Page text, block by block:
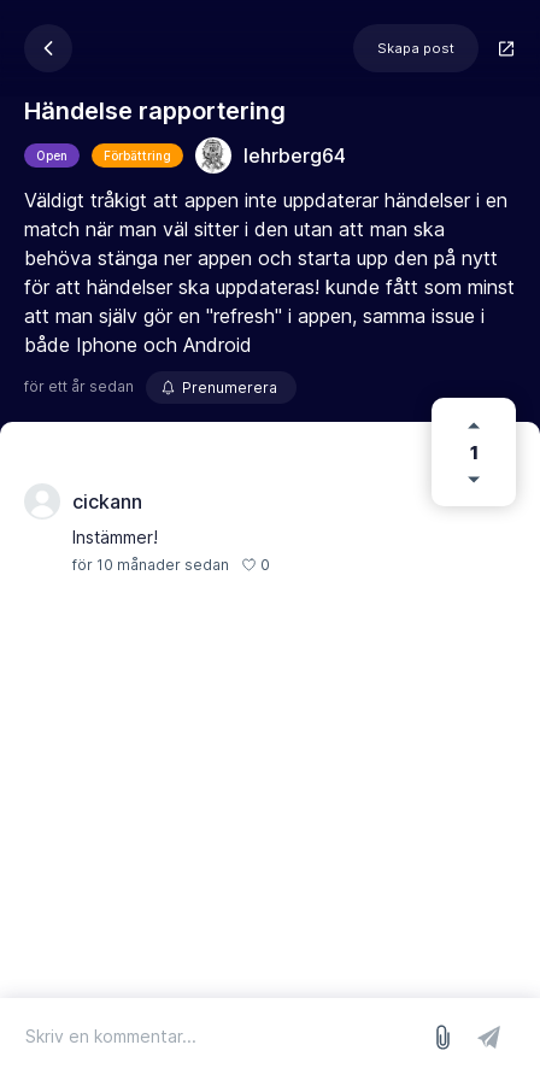
Skapa post
Händelse rapportering
Open Förbättring
lehrberg64
Väldigt tråkigt att appen inte uppdaterar händelser i en
match när man väl sitter i den utan att man ska
behöva stänga ner appen och starta upp den på nytt
för att händelser ska uppdateras! kunde fått som minst
att man själv gör en "refresh" i appen, samma issue i
både Iphone och Android
för ett år sedan Prenumerera
1
cickann
Instämmer!
för 10 månader sedan 0